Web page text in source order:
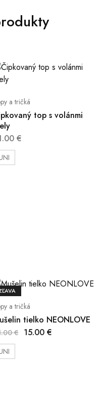
a tričká
top s volánmi
€
a tričká
tielko NEONLOVE
€ 15.00 €